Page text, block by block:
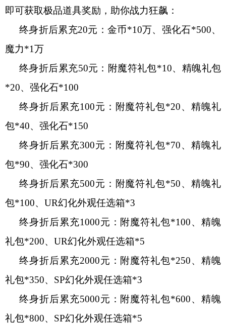
即可获取极品道具奖励 ， 助你战力狂飙 ：
终身折后累充20元：金币*10万、强化石*500、
魔力*1万
终身折后累充50元：附魔符礼包*10、精魄礼包
*20、强化石*100
终身折后累充100元：附魔符礼包*20、精魄礼
包*40、强化石*150
终身折后累充300元：附魔符礼包*70、精魄礼
包*90、强化石*300
终身折后累充500元：附魔符礼包*50、精魄礼
包*100、UR幻化外观任选箱*3
终身折后累充1000元：附魔符礼包*100、精魄
礼包*200、UR幻化外观任选箱*5
终身折后累充2000元：附魔符礼包*250、精魄
礼包*350、SP幻化外观任选箱*3
终身折后累充5000元：附魔符礼包*600、精魄
礼包*800、SP幻化外观任选箱*5